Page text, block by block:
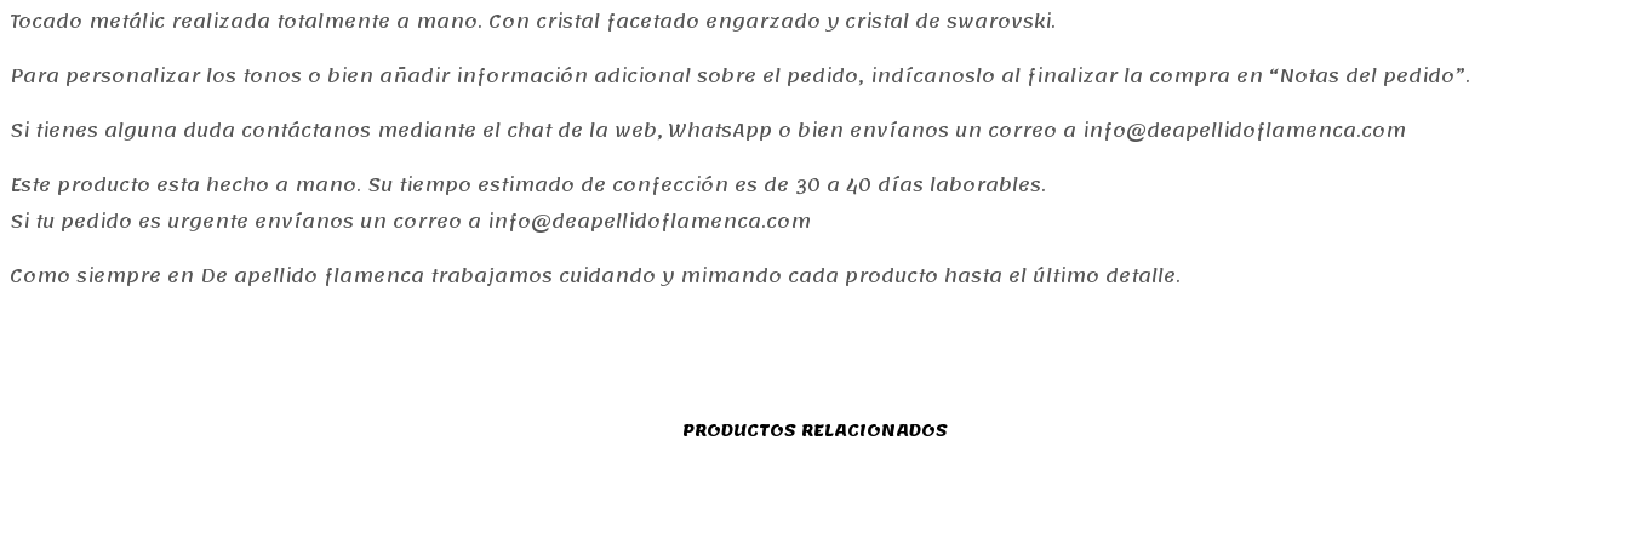
Tocado metálic realizada totalmente a mano. Con cristal facetado engarzado y cristal de swarovski.
Para personalizar los tonos o bien añadir información adicional sobre el pedido, indícanoslo al finalizar la compra en “Notas del pedido”.
Si tienes alguna duda contáctanos mediante el chat de la web, WhatsApp o bien envíanos un correo a info@deapellidoflamenca.com
Este producto esta hecho a mano. Su tiempo estimado de confección es de 30 a 40 dí­as laborables.
Si tu pedido es urgente envíanos un correo a info@deapellidoflamenca.com
Como siempre en De apellido flamenca trabajamos cuidando y mimando cada producto hasta el último detalle.
PRODUCTOS RELACIONADOS